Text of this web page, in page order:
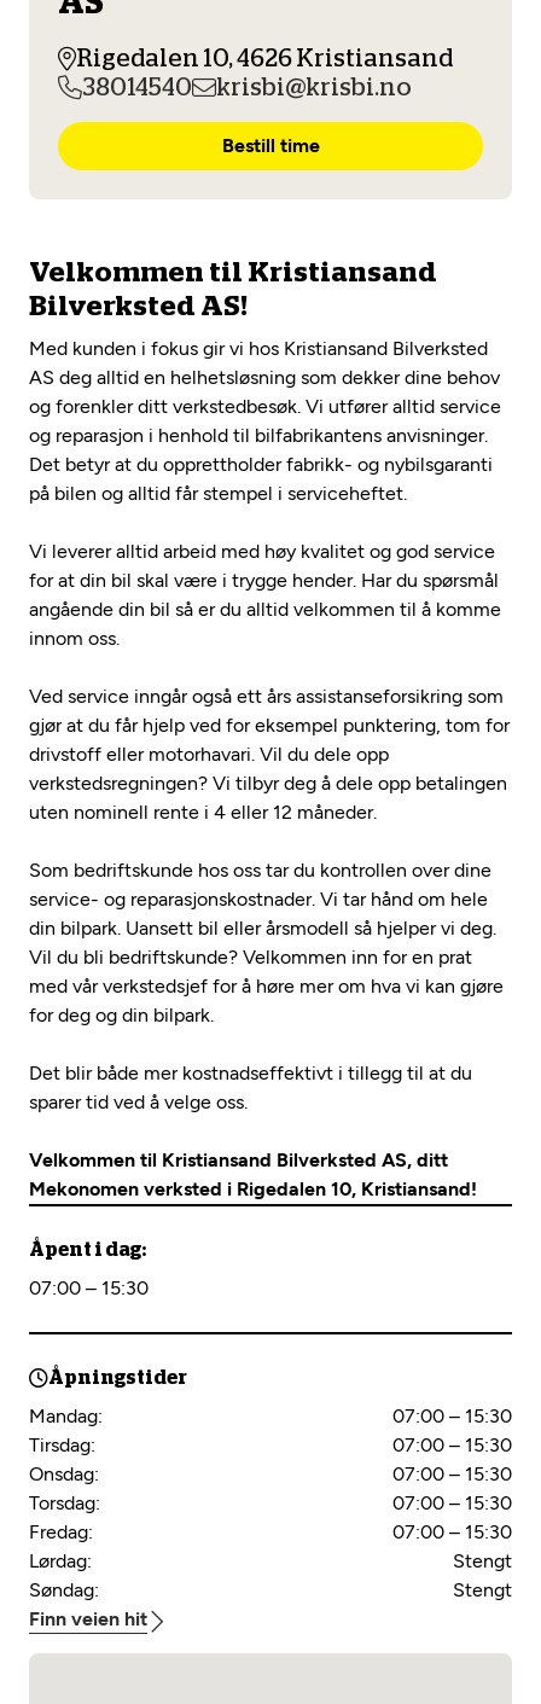
Se alle (52) tjenester her
Les mer
Mekonomen Fleet
Les mer
Fritt verkstedvalg
Lønnsomt valg
Mobilitetsgaranti
Nybilgaranti og fabrikkgaranti
Rigedalen 10, 4626 Kristiansand
38014540
krisbi@krisbi.no
Bestill time
Velkommen til Kristiansand
Bilverksted AS!
Med kunden i fokus gir vi hos Kristiansand Bilverksted
AS deg alltid en helhetsløsning som dekker dine behov
og forenkler ditt verkstedbesøk. Vi utfører alltid service
og reparasjon i henhold til bilfabrikantens anvisninger.
Det betyr at du opprettholder fabrikk- og nybilsgaranti
på bilen og alltid får stempel i serviceheftet.
Vi leverer alltid arbeid med høy kvalitet og god service
for at din bil skal være i trygge hender. Har du spørsmål
angående din bil så er du alltid velkommen til å komme
innom oss.
Ved service inngår også ett års assistanseforsikring som
gjør at du får hjelp ved for eksempel punktering, tom for
drivstoff eller motorhavari. Vil du dele opp
verkstedsregningen? Vi tilbyr deg å dele opp betalingen
uten nominell rente i 4 eller 12 måneder.
Som bedriftskunde hos oss tar du kontrollen over dine
service- og reparasjonskostnader. Vi tar hånd om hele
din bilpark. Uansett bil eller årsmodell så hjelper vi deg.
Vil du bli bedriftskunde? Velkommen inn for en prat
med vår verkstedsjef for å høre mer om hva vi kan gjøre
for deg og din bilpark.
Det blir både mer kostnadseffektivt i tillegg til at du
sparer tid ved å velge oss.
Velkommen til Kristiansand Bilverksted AS, ditt
Mekonomen verksted i Rigedalen 10, Kristiansand!
Åpent i dag:
07:00 – 15:30
Åpningstider
Mandag:
07:00 – 15:30
Tirsdag:
07:00 – 15:30
Onsdag:
07:00 – 15:30
Torsdag:
07:00 – 15:30
Fredag:
07:00 – 15:30
Lørdag:
Stengt
Søndag:
Stengt
Finn veien hit